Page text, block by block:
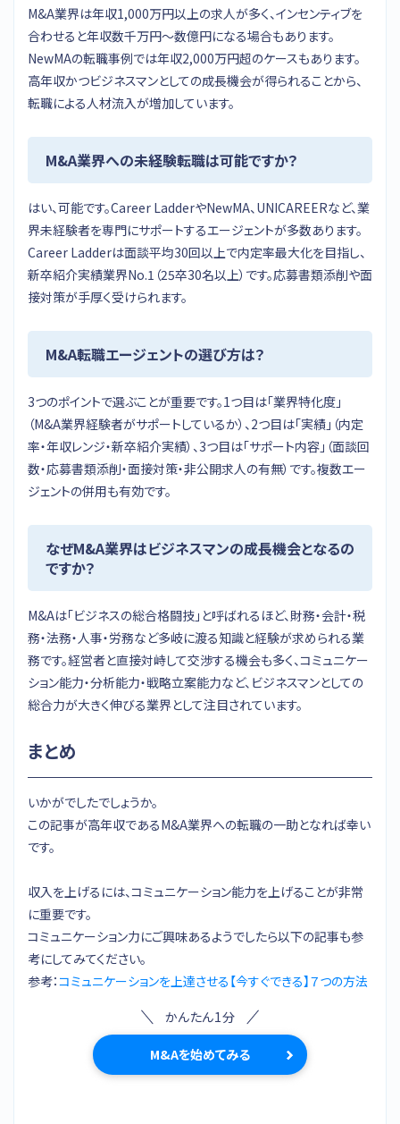
M&A業界は年収1,000万円以上の求人が多く、インセンティブを
合わせると年収数千万円〜数億円になる場合もあります。
NewMAの転職事例では年収2,000万円超のケースもあります。
高年収かつビジネスマンとしての成長機会が得られることから、
転職による人材流入が増加しています。
M&A業界への未経験転職は可能ですか？
はい、可能です。Career LadderやNewMA、UNICAREERなど、業
界未経験者を専門にサポートするエージェントが多数あります。
Career Ladderは面談平均30回以上で内定率最大化を目指し、
新卒紹介実績業界No.1（25卒30名以上）です。応募書類添削や面
接対策が手厚く受けられます。
M&A転職エージェントの選び方は？
3つのポイントで選ぶことが重要です。1つ目は「業界特化度」
（M&A業界経験者がサポートしているか）、2つ目は「実績」（内定
率・年収レンジ・新卒紹介実績）、3つ目は「サポート内容」（面談回
数・応募書類添削・面接対策・非公開求人の有無）です。複数エー
ジェントの併用も有効です。
なぜM&A業界はビジネスマンの成長機会となるの
ですか？
M&Aは「ビジネスの総合格闘技」と呼ばれるほど、財務・会計・税
務・法務・人事・労務など多岐に渡る知識と経験が求められる業
務です。経営者と直接対峙して交渉する機会も多く、コミュニケー
ション能力・分析能力・戦略立案能力など、ビジネスマンとしての
総合力が大きく伸びる業界として注目されています。
まとめ
いかがでしたでしょうか。
この記事が高年収であるM&A業界への転職の一助となれば幸い
です。
収入を上げるには、コミュニケーション能力を上げることが非常
に重要です。
コミュニケーション力にご興味あるようでしたら以下の記事も参
考にしてみてください。
参考：コミュニケーションを上達させる【今すぐできる】７つの方法
かんたん1分
M&Aを始めてみる